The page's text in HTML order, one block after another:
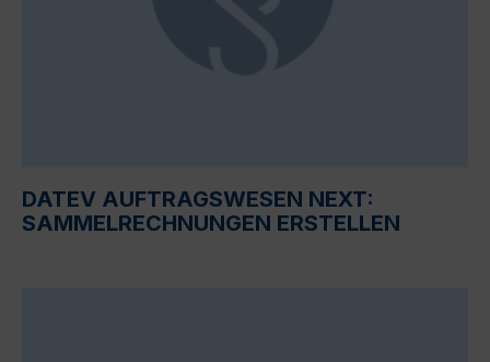
DATEV AUFTRAGSWESEN NEXT:
SAMMELRECHNUNGEN ERSTELLEN